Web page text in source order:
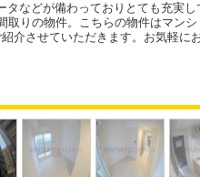
などが備わっておりとても充実
りの物件。こちらの物件はマン
介させていただきます。お気軽に